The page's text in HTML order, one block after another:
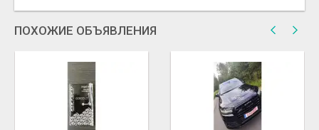
ПОХОЖИЕ ОБЪЯВЛЕНИЯ